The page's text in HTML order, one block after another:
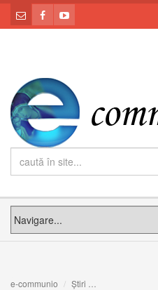
e-communio Știri